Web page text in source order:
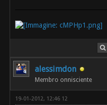
alessimdon
Membro onnisciente
19-01-2012, 12:46 12